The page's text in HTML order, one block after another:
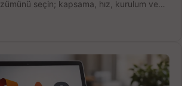
seçin; kapsama, hız, kurulum ve